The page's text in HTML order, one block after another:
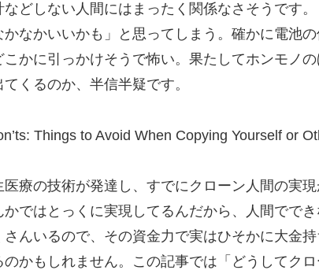
などしない人間にはまったく関係なさそうです
かなかいいかも」と思ってしまう。確かに電池
こかに引っかけそうで怖い。果たしてホンモノ
くるのか、半信半疑です。
Things to Avoid When Copying Yourself or
療の技術が発達し、すでにクローン人間の実現
かではとっくに実現してるんだから、人間でで
さんいるので、その資金力で実はひそかに大金
のかもしれません。この記事では「どうしてク